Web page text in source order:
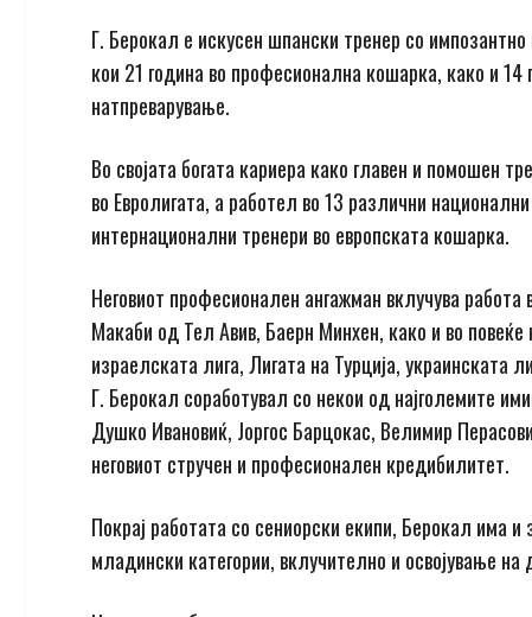
Г. Берокал е искусен шпански тренер со
кои 21 година во професионална кошарка, како и 14
натпреварување.
Во својата богата кариера како главен и помошен
во Евролигата, а работел во 13 различни
интернационални тренери во европската кошарка.
Неговиот професионален ангажман вклучува
Макаби од Тел Авив, Баерн Минхен, како и во
израелската лига, Лигата на Турција, украинската
Г. Берокал соработувал со некои од најголемите
Душко Ивановиќ, Јоргос Барцокас, Велимир
неговиот стручeн и професионален кредибилитет.
Покрај работата со сениорски екипи, Берокал има и
младински категории, вклучително и освојување